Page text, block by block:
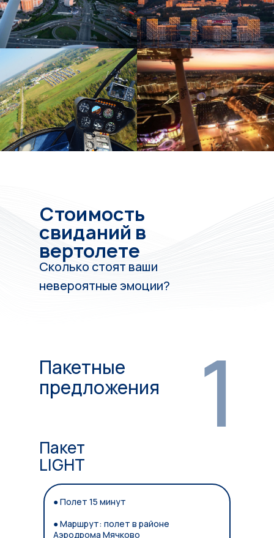
Стоимость
свиданий в
вертолете
Сколько стоят ваши
невероятные эмоции?
1
Пакетные
предложения
Пакет
LIGHT
● Полет 15 минут
● Маршрут: полет в районе
Аэродрома Мячково